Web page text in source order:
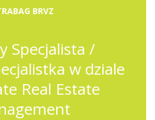
BRVZ
Specjalista /
w dziale
Real Estate